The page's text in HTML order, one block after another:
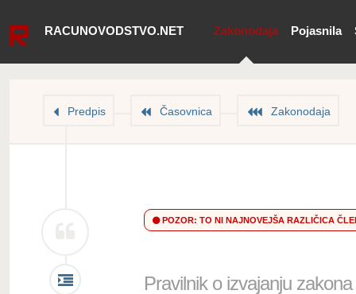
RACUNOVODSTVO.NET Zakonodaja Pojasnila
Predpis Časovnica Zakonodaja
POZOR: TO NI NAJNOVEJŠA RAZLIČICA
Pravilnik o izvajanju